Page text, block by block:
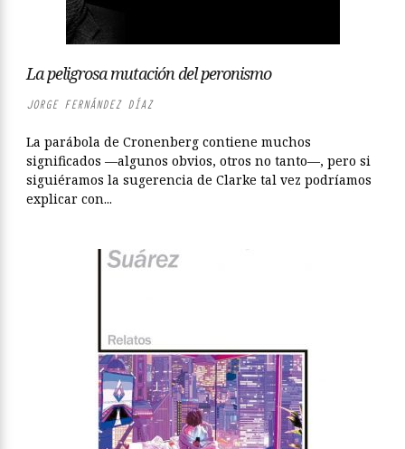
La peligrosa mutación del peronismo
JORGE FERNÁNDEZ DÍAZ
La parábola de Cronenberg contiene muchos
significados —algunos obvios, otros no tanto—, pero si
siguiéramos la sugerencia de Clarke tal vez podríamos
explicar con...